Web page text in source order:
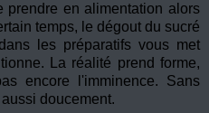
prendre en alimentation alors
temps, le dégout du sucré
les préparatifs vous met
La réalité prend forme,
encore l'imminence. Sans
doucement.